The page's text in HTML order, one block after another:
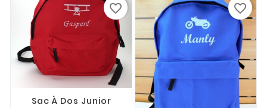
Sac À Dos Junior
favorite_border favorite_border